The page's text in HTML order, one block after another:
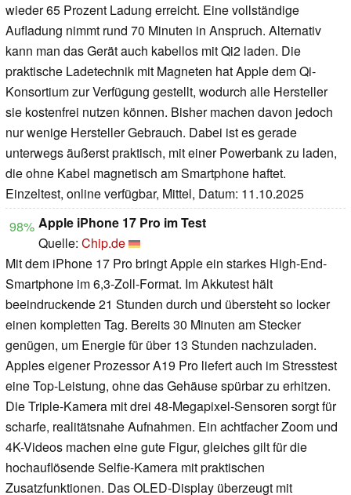
wieder 65 Prozent Ladung erreicht. Eine vollständige
Aufladung nimmt rund 70 Minuten in Anspruch. Alternativ
kann man das Gerät auch kabellos mit Qi2 laden. Die
praktische Ladetechnik mit Magneten hat Apple dem Qi-
Konsortium zur Verfügung gestellt, wodurch alle Hersteller
sie kostenfrei nutzen können. Bisher machen davon jedoch
nur wenige Hersteller Gebrauch. Dabei ist es gerade
unterwegs äußerst praktisch, mit einer Powerbank zu laden,
die ohne Kabel magnetisch am Smartphone haftet.
Einzeltest, online verfügbar, Mittel, Datum: 11.10.2025
98% Apple iPhone 17 Pro im Test
Quelle: Chip.de
Mit dem iPhone 17 Pro bringt Apple ein starkes High-End-
Smartphone im 6,3-Zoll-Format. Im Akkutest hält
beeindruckende 21 Stunden durch und übersteht so locker
einen kompletten Tag. Bereits 30 Minuten am Stecker
genügen, um Energie für über 13 Stunden nachzuladen.
Apples eigener Prozessor A19 Pro liefert auch im Stresstest
eine Top-Leistung, ohne das Gehäuse spürbar zu erhitzen.
Die Triple-Kamera mit drei 48-Megapixel-Sensoren sorgt für
scharfe, realitätsnahe Aufnahmen. Ein achtfacher Zoom und
4K-Videos machen eine gute Figur, gleiches gilt für die
hochauflösende Selfie-Kamera mit praktischen
Zusatzfunktionen. Das OLED-Display überzeugt mit